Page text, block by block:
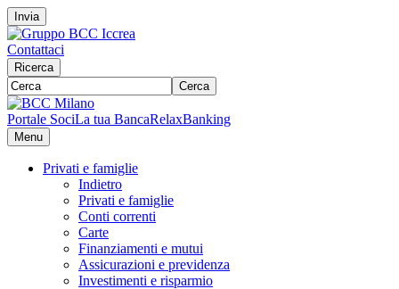
Invia
Contattaci
Ricerca
Cerca
Portale SociLa tua BancaRelaxBanking
Menu
Privati e famiglie
Indietro
Privati e famiglie
Conti correnti
Carte
Finanziamenti e mutui
Assicurazioni e previdenza
Investimenti e risparmio